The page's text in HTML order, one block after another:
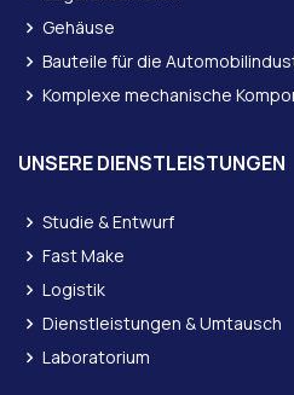
Gehäuse
Bauteile für die
Komplexe mechanische
UNSERE DIENSTLEISTUNGEN
Studie & Entwurf
Fast Make
Logistik
Dienstleistungen & Umtausch
Laboratorium